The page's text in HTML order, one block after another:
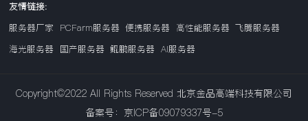
友情链接:
服务器厂家
PCFarm服务器 便携服务器 高性能服务器 飞腾服务器
海光服务器 国产服务器 鲲鹏服务器 AI服务器
Copyright©2022 All Rights Reserved 北京金品高端科技有限公司
备案号：京ICP备09079337号-5